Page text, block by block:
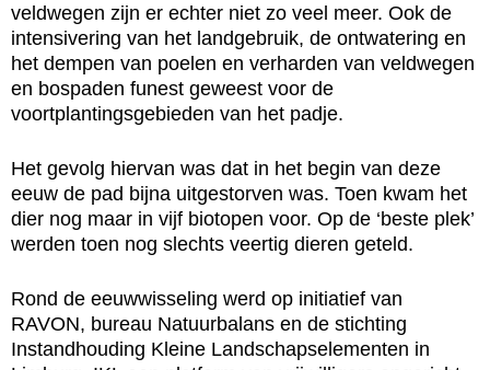
veldwegen zijn er echter niet zo veel meer. Ook de
intensivering van het landgebruik, de ontwatering en
het dempen van poelen en verharden van veldwegen
en bospaden funest geweest voor de
voortplantingsgebieden van het padje.
Het gevolg hiervan was dat in het begin van deze
eeuw de pad bijna uitgestorven was. Toen kwam het
dier nog maar in vijf biotopen voor. Op de ‘beste plek’
werden toen nog slechts veertig dieren geteld.
Rond de eeuwwisseling werd op initiatief van
RAVON, bureau Natuurbalans en de stichting
Instandhouding Kleine Landschapselementen in